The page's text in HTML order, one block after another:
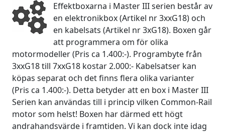
Effektboxarna i Master III serien består av
en elektronikbox (Artikel nr 3xxG18) och
en kabelsats (Artikel nr 3xG18). Boxen går
att programmera om för olika
motormodeller (Pris ca 1.400:-). Programbyte från
3xxG18 till 7xxG18 kostar 2.000:- Kabelsatser kan
köpas separat och det finns flera olika varianter
(Pris ca 1.400:-). Detta betyder att en box i Master III
Serien kan användas till i princip vilken Common-Rail
motor som helst! Boxen har därmed ett högt
andrahandsvärde i framtiden. Vi kan dock inte idag